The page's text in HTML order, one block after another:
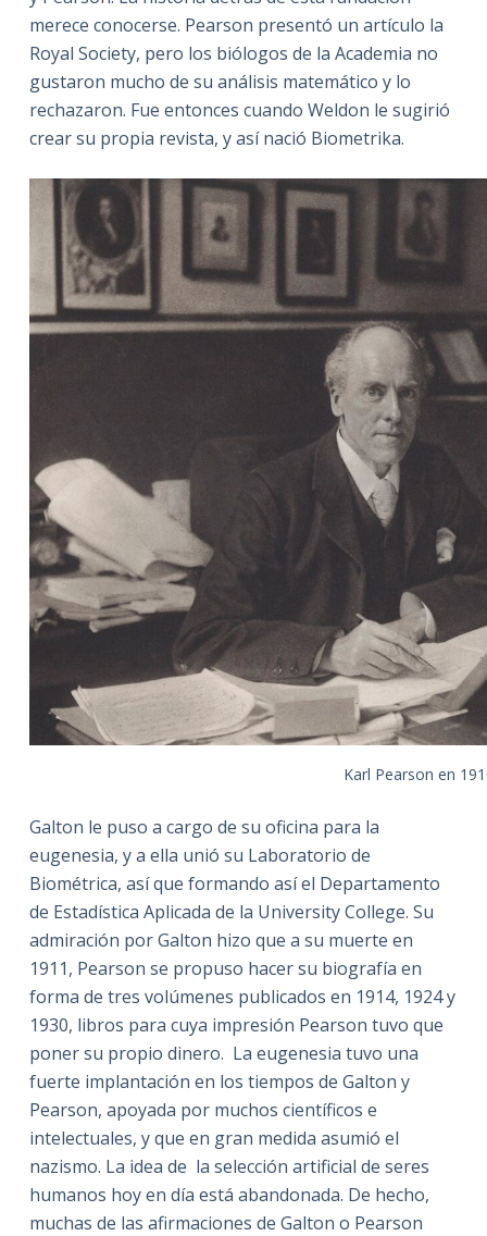
merece conocerse. Pearson presentó un artículo la
Royal Society, pero los biólogos de la Academia no
gustaron mucho de su análisis matemático y lo
rechazaron. Fue entonces cuando Weldon le sugirió
crear su propia revista, y así nació Biometrika.
Karl Pearson en
Galton le puso a cargo de su oficina para la
eugenesia, y a ella unió su Laboratorio de
Biométrica, así que formando así el Departamento
de Estadística Aplicada de la University College. Su
admiración por Galton hizo que a su muerte en
1911, Pearson se propuso hacer su biografía en
forma de tres volúmenes publicados en 1914, 1924 y
1930, libros para cuya impresión Pearson tuvo que
poner su propio dinero. La eugenesia tuvo una
fuerte implantación en los tiempos de Galton y
Pearson, apoyada por muchos científicos e
intelectuales, y que en gran medida asumió el
nazismo. La idea de la selección artificial de seres
humanos hoy en día está abandonada. De hecho,
muchas de las afirmaciones de Galton o Pearson